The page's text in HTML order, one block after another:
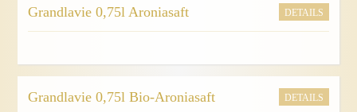
Grandlavie 0,75l Aroniasaft DETAILS
Grandlavie 0,75l Bio-Aroniasaft DETAILS